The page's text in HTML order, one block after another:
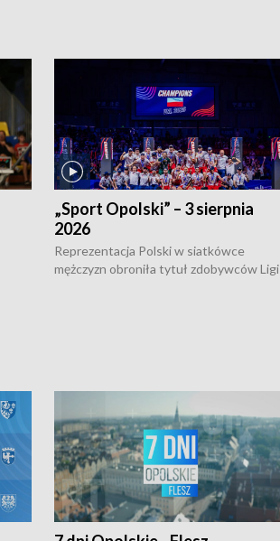
„Sport Opolski” – 3 sierpnia
2026
Reprezentacja Polski w siatkówce
mężczyzn obroniła tytuł zdobywców Ligi